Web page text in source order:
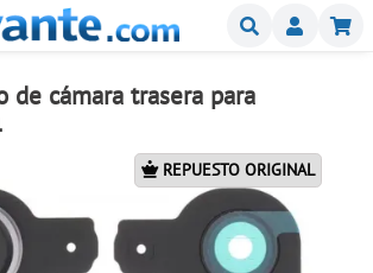
Buscar
de cámara trasera para
REPUESTO ORIGINAL